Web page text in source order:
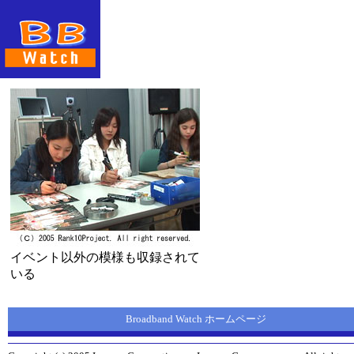
イベント以外の模様も収録されて
いる
Broadband Watch ホームページ